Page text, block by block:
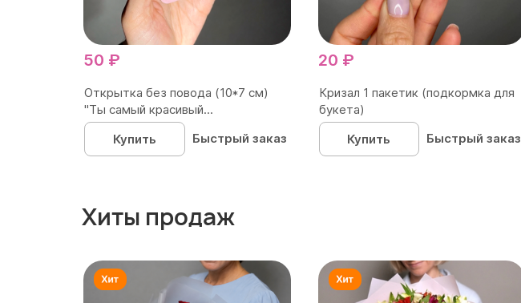
50 ₽
Открытка без повода (10*7 см)
"Ты самый красивый...
Купить
Быстрый заказ
20 ₽
Кризал 1 пакетик (подкормка для
букета)
Купить
Быстрый заказ
Хиты продаж